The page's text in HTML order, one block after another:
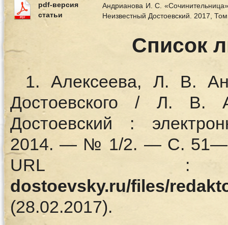
pdf-версия
статьи
Андрианова И. С.
Неизвестный Достоевский. 2017,
Список
1. Алексеева, Л. В.
Достоевского / Л. В.
Достоевский :
2014. — № 1/2. — C.
dostoevsky.ru/files/
(28.02.2017).